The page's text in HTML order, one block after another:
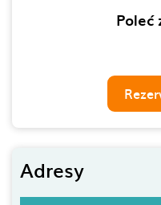
Poleć
Adresy